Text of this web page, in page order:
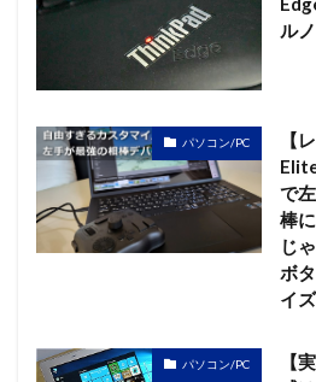
ル
パソコン/PC
【
で
棒
じ
ボ
イズ
パソコン/PC
【